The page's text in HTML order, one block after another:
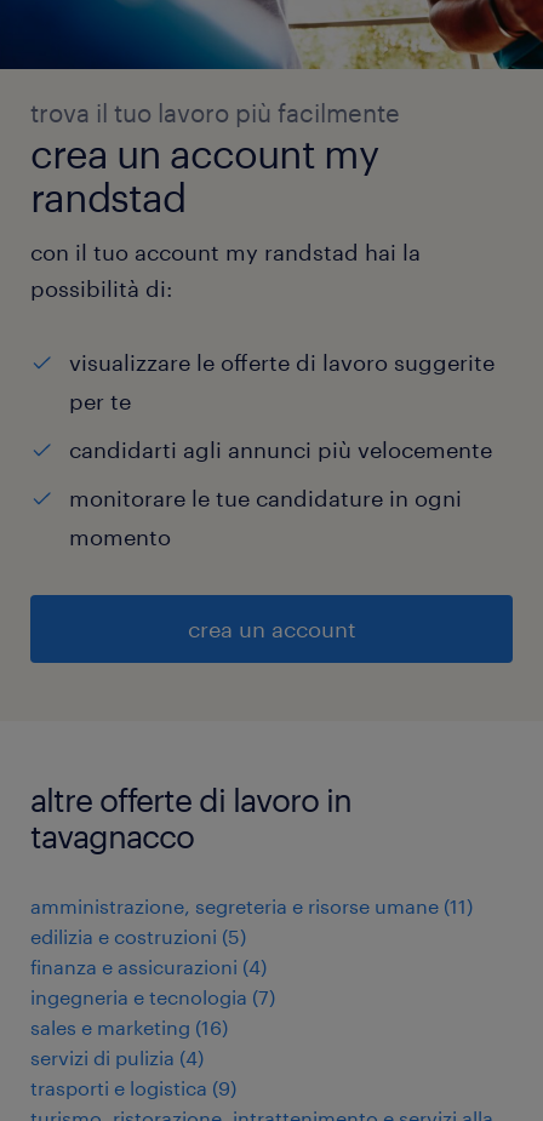
trova il tuo lavoro più facilmente
crea un account my
randstad
con il tuo account my randstad hai la
possibilità di:
visualizzare le offerte di lavoro suggerite
per te
candidarti agli annunci più velocemente
monitorare le tue candidature in ogni
momento
crea un account
altre offerte di lavoro in
tavagnacco
amministrazione, segreteria e risorse umane (11)
edilizia e costruzioni (5)
finanza e assicurazioni (4)
ingegneria e tecnologia (7)
sales e marketing (16)
servizi di pulizia (4)
trasporti e logistica (9)